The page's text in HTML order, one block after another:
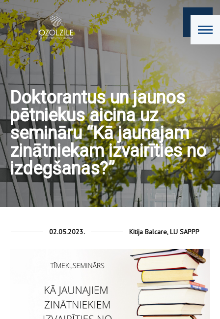
Doktorantus un jaunos
pētniekus aicina uz
semināru “Kā jaunajam
zinātniekam izvairīties no
izdegšanas?”
02.05.2023. Kitija Balcare, LU SAPPP